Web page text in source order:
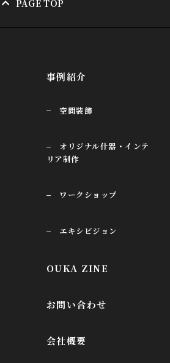
PAGE TOP
事例紹介
空間装飾
オリジナル什器・インテ
リア制作
ワークショップ
エキシビジョン
OUKA ZINE
お問い合わせ
会社概要